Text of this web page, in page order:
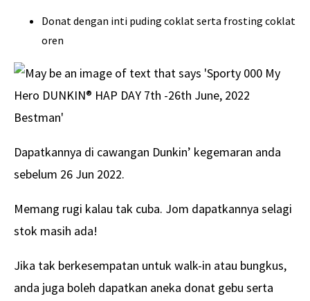
Donat dengan inti puding coklat serta frosting coklat
oren
Dapatkannya di cawangan Dunkin’ kegemaran anda
sebelum 26 Jun 2022.
Memang rugi kalau tak cuba. Jom dapatkannya selagi
stok masih ada!
Jika tak berkesempatan untuk walk-in atau bungkus,
anda juga boleh dapatkan aneka donat gebu serta